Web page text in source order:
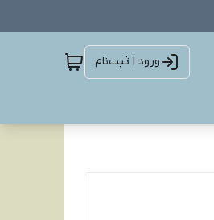
ورود | ثبت‌نام